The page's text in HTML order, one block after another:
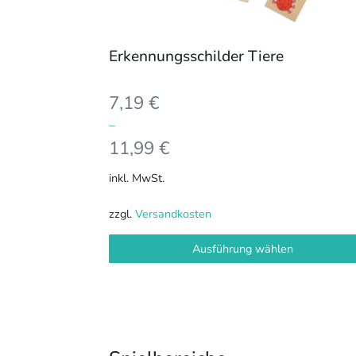
Erkennungsschilder Tiere
7,19 €
–
11,99 €
inkl. MwSt.
zzgl. Versandkosten
Ausführung wählen
werden